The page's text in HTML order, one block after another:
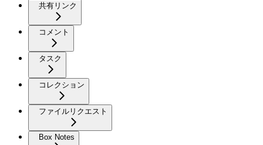
共有リンク
コメント
タスク
コレクション
ファイルリクエスト
Box Notes